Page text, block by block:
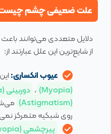
علت ضعیفی چشم
دلایل متعددی می‌توانند
از شایع‌ترین این علل عبارتند از:
عیوب انکساری:
(Myopia)
، دوربینی (Hyperopia)
(Astigmatism)
روی شبکیه متمرکز
پیرچشمی (Presbyopia):